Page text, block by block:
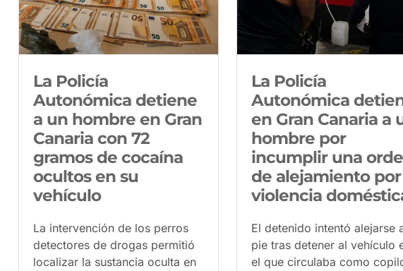
La Policía
Autonómica detiene
a un hombre en Gran
Canaria con 72
gramos de cocaína
ocultos en su
vehículo
La intervención de los perros
detectores de drogas permitió
localizar la sustancia oculta en
La Policía
Autonómica
en Gran Canaria a
hombre por
incumplir una
de alejamiento por
violencia
El detenido intentó alejarse
pie tras detener al vehículo
el que circulaba como